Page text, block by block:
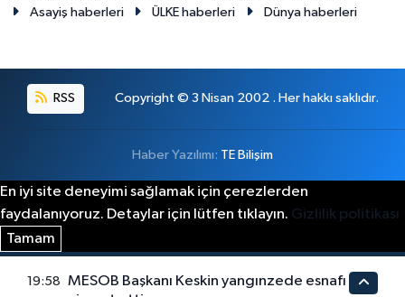
Asayiş haberleri
ÜLKE haberleri Dünya haberleri
RSS Copyright © 3 Nisan 2002 . Her hakkı saklıdır.
Haber Yazılımı: TE Bilişim
En iyi site deneyimi sağlamak için çerezlerden
faydalanıyoruz. Detaylar için lütfen tıklayın. Gizlilik politikası
Tamam
19:58
MESOB Başkanı Keskin yangınzede esnafı